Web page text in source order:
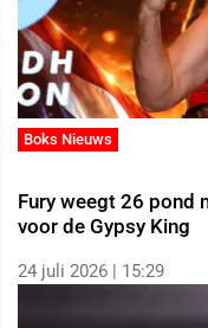
Boks Nieuws
Fury weegt 26 pond
voor de Gypsy King
24 juli 2026 | 15:29